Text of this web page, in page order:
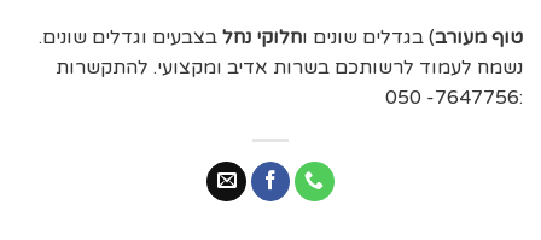
טוף מעורב) בגדלים שונים וחלוקי נחל בצבעים וגדלים שונים.
נשמח לעמוד לרשותכם בשרות אדיב ומקצועי. להתקשרות
:7647756- 050